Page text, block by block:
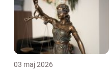
03 maj 2026